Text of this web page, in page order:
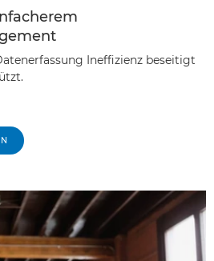
Ineffizienz beseitigt